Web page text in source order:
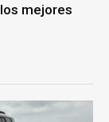
mejores